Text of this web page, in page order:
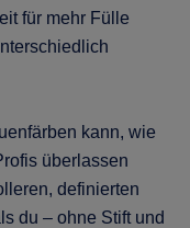
für mehr Fülle
kann, wie
überlassen
definierten
du – ohne Stift und